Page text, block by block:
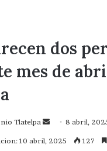
dos
mes de
Tlatelpa
Send 8 abril,
10 abril, 2025 127